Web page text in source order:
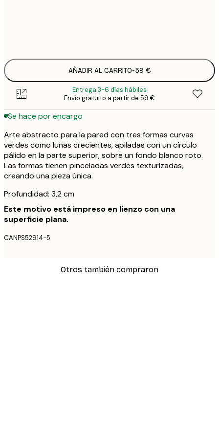
AÑADIR AL CARRITO-59 €
Entrega 3-6 días hábiles
Envío gratuito a partir de 59 €
Se hace por encargo
Arte abstracto para la pared con tres formas curvas
verdes como lunas crecientes, apiladas con un círculo
pálido en la parte superior, sobre un fondo blanco roto.
Las formas tienen pinceladas verdes texturizadas,
creando una pieza única.
Profundidad: 3,2 cm
Este motivo está impreso en lienzo con una
superficie plana.
CANPS52914-5
Otros también compraron